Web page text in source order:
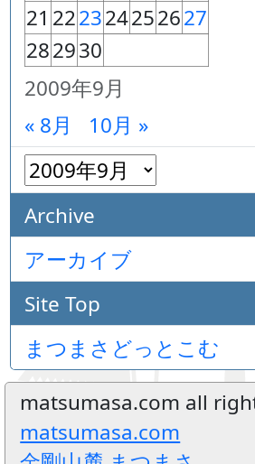
2009年9月
21 222324252627
282930
« 8月 10月 »
Archive
アーカイブ
Site Top
まつまさどっとこむ
matsumasa.com all
matsumasa.com